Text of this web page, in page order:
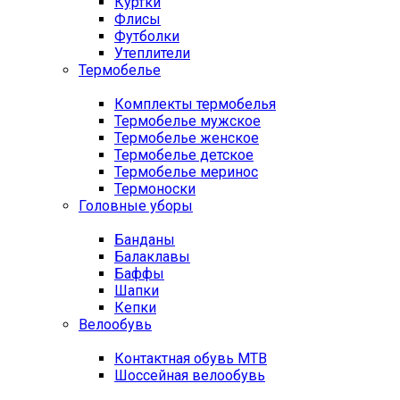
Флисы
Футболки
Утеплители
Термобелье
Комплекты термобелья
Термобелье мужское
Термобелье женское
Термобелье детское
Термобелье меринос
Термоноски
Головные уборы
Банданы
Балаклавы
Баффы
Шапки
Кепки
Велообувь
Контактная обувь MTB
Шоссейная велообувь